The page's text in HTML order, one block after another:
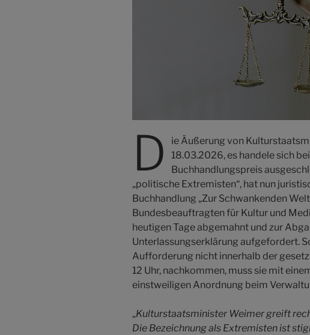
D
ie Äußerung von
18.03.2026, es handele sich
Buchhandlungspreis
„politische Extremisten“, hat nun
Buchhandlung „Zur Schwankenden
Bundesbeauftragten für Kultur und
heutigen Tage abgemahnt und zur
Unterlassungserklärung aufgefordert.
Aufforderung nicht innerhalb der
12 Uhr, nachkommen, muss sie mit
einstweiligen Anordnung beim
„Kulturstaatsminister Weimer greift
Die Bezeichnung als Extremisten ist